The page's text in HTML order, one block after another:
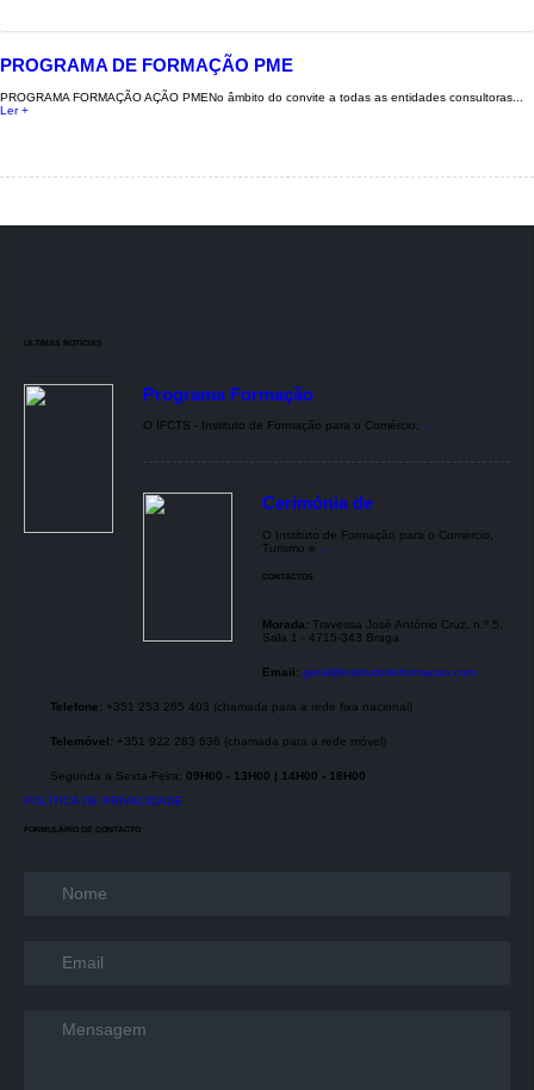
PROGRAMA DE FORMAÇÃO PME
PROGRAMA FORMAÇÃO AÇÃO PMENo âmbito do convite a todas as entidades consultoras...
Ler +
ÚLTIMAS NOTÍCIAS
Programa Formação
O IFCTS - Instituto de Formação para o Comércio,
Cerimónia de
O Instituto de Formação para o Comércio,
Turismo e
CONTACTOS
Morada: Travessa José António Cruz, n.º 5,
Sala 1 - 4715-343 Braga
Email: geral@institutodeformacao.com
Telefone: +351 253 265 403 (chamada para a rede fixa nacional)
Telemóvel: +351 922 283 636 (chamada para a rede móvel)
Segunda a Sexta-Feira: 09H00 - 13H00 | 14H00 - 18H00
POLÍTICA DE PRIVACIDADE
FORMULÁRIO DE CONTACTO